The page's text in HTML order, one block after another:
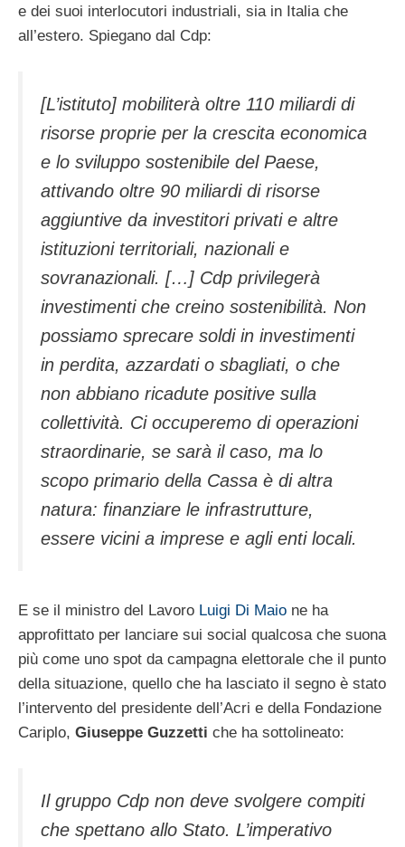
e dei suoi interlocutori industriali, sia in Italia che
all’estero. Spiegano dal Cdp:
[L’istituto] mobiliterà oltre 110 miliardi di
risorse proprie per la crescita economica
e lo sviluppo sostenibile del Paese,
attivando oltre 90 miliardi di risorse
aggiuntive da investitori privati e altre
istituzioni territoriali, nazionali e
sovranazionali. […] Cdp privilegerà
investimenti che creino sostenibilità. Non
possiamo sprecare soldi in investimenti
in perdita, azzardati o sbagliati, o che
non abbiano ricadute positive sulla
collettività. Ci occuperemo di operazioni
straordinarie, se sarà il caso, ma lo
scopo primario della Cassa è di altra
natura: finanziare le infrastrutture,
essere vicini a imprese e agli enti locali.
E se il ministro del Lavoro Luigi Di Maio ne ha
approfittato per lanciare sui social qualcosa che suona
più come uno spot da campagna elettorale che il punto
della situazione, quello che ha lasciato il segno è stato
l’intervento del presidente dell’Acri e della Fondazione
Cariplo, Giuseppe Guzzetti che ha sottolineato:
Il gruppo Cdp non deve svolgere compiti
che spettano allo Stato. L’imperativo